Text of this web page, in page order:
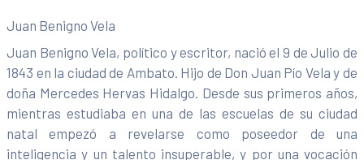
Juan Benigno Vela
Juan Benigno Vela, político y escritor, nació el 9 de Julio de
1843 en la ciudad de Ambato. Hijo de Don Juan Pío Vela y de
doña Mercedes Hervas Hidalgo. Desde sus primeros años,
mientras estudiaba en una de las escuelas de su ciudad
natal empezó a revelarse como poseedor de una
inteligencia y un talento insuperable, y por una vocación